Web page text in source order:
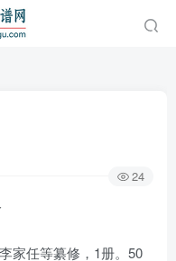
24
家任等纂修，1册。50